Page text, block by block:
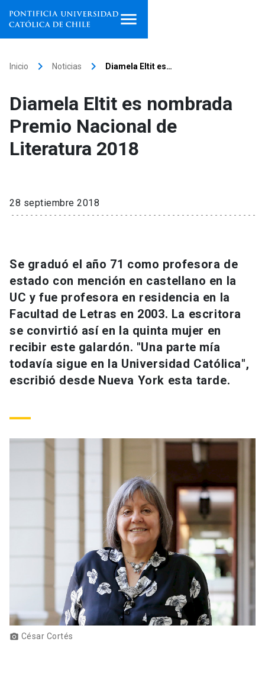
Facultades, escuelas e
institutos
Investigación
Extensión
Universidad
Información para keyboard_arrow_down
Futuros estudiantes
Estudiantes
Personal
launch
Go to english site launch
ACCESOS DIRECTOS
Admisión launch
Correo UC launch
launch
Inicio keyboard_arrow_right Noticias keyboard_arrow_right Diamela Eltit es…
Diamela Eltit es nombrada
Premio Nacional de
Literatura 2018
28 septiembre 2018
Se graduó el año 71 como profesora de
estado con mención en castellano en la
UC y fue profesora en residencia en la
Facultad de Letras en 2003. La escritora
se convirtió así en la quinta mujer en
recibir este galardón. "Una parte mía
todavía sigue en la Universidad Católica",
escribió desde Nueva York esta tarde.
photo_camera César Cortés